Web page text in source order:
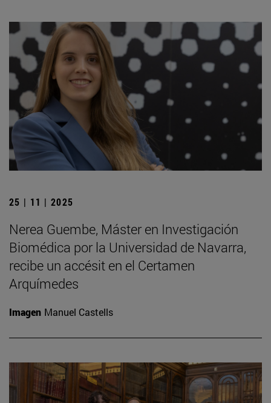
25 | 11 | 2025
Nerea Guembe, Máster en Investigación
Biomédica por la Universidad de Navarra,
recibe un accésit en el Certamen
Arquímedes
Imagen Manuel Castells